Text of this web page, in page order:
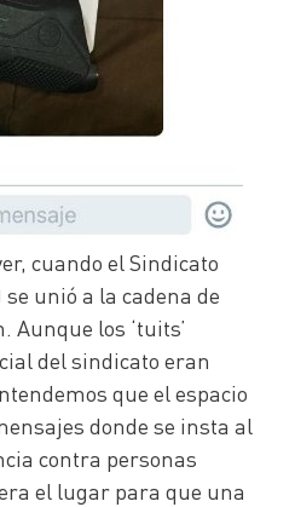
cuando el Sindicato
unió a la cadena de
Aunque los ‘tuits’
del sindicato eran
que el espacio
donde se insta al
contra personas
el lugar para que una